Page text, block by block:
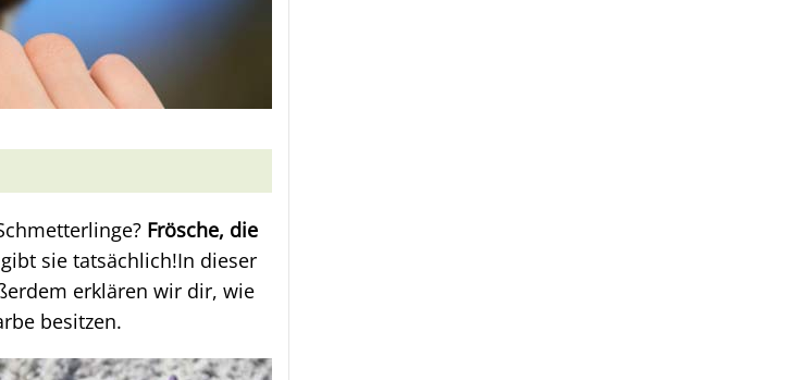
Frösche, die
sie tatsächlich!In dieser
erklären wir dir, wie
besitzen.